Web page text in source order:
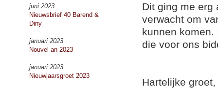
juni 2023
Nieuwsbrief 40 Barend &
Diny
januari 2023
Nouvel an 2023
januari 2023
Nieuwjaarsgroet 2023
Dit ging me erg
verwacht om
kunnen komen.
die voor ons
Hartelijke groet,